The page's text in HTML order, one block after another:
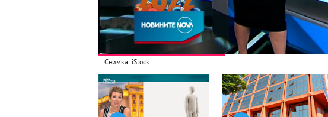
Снимка: iStock